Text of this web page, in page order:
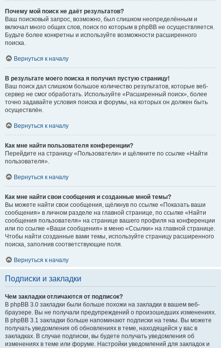
Почему мой поиск не даёт результатов?
Ваш поисковый запрос, возможно, был слишком неопределённым и
включал много общих слов, поиск по которым в phpBB не осуществляется.
Будьте более конкретны и используйте возможности расширенного
поиска.
Вернуться к началу
В результате моего поиска я получил пустую страницу!
Ваш поиск дал слишком большое количество результатов, которые веб-
сервер не смог обработать. Используйте «Расширенный поиск», более
точно задавайте условия поиска и форумы, на которых он должен быть
осуществлён.
Вернуться к началу
Как мне найти пользователя конференции?
Перейдите на страницу «Пользователи» и щёлкните по ссылке «Найти
пользователя».
Вернуться к началу
Как мне найти свои сообщения и созданные мной темы?
Вы можете найти свои сообщения, щёлкнув по ссылке «Показать ваши
сообщения» в личном разделе на главной странице, по ссылке «Найти
сообщения пользователя» на странице вашего профиля на конференции
или по ссылке «Ваши сообщения» в меню «Ссылки» на главной странице.
Чтобы найти созданные вами темы, используйте страницу расширенного
поиска, заполнив соответствующие поля.
Вернуться к началу
Подписки и закладки
Чем закладки отличаются от подписок?
В phpBB 3.0 закладки были больше похожи на закладки в вашем веб-
браузере. Вы не получали предупреждений о произошедших изменениях.
В phpBB 3.1 закладки больше напоминают подписки на темы. Вы можете
получать уведомления об обновлениях в теме, находящейся у вас в
закладках. В случае подписки, вы будете получать уведомления об
изменениях в теме или форуме. Настройки уведомлений для закладок и